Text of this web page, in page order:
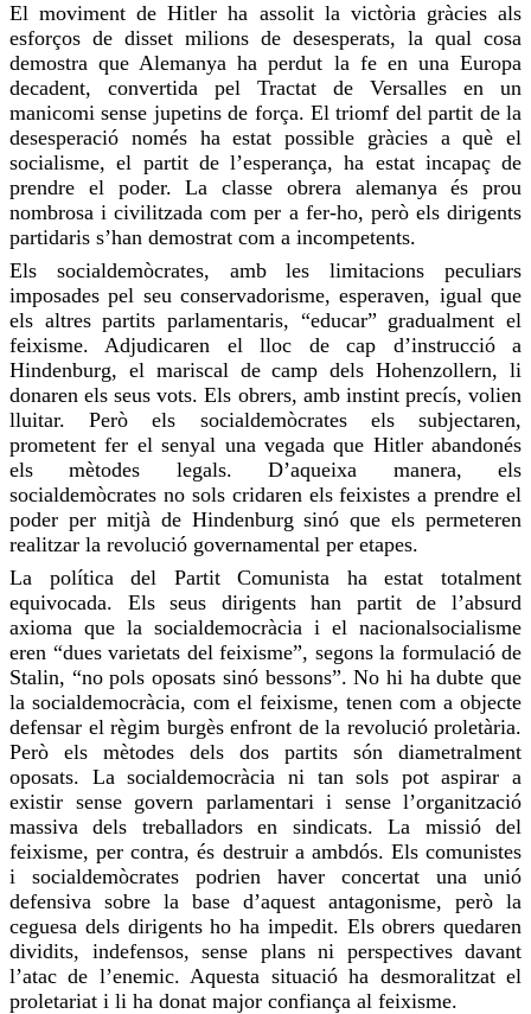
El moviment de Hitler ha assolit la victòria gràcies als
esforços de disset milions de desesperats, la qual cosa
demostra que Alemanya ha perdut la fe en una Europa
decadent, convertida pel Tractat de Versalles en un
manicomi sense jupetins de força. El triomf del partit de la
desesperació només ha estat possible gràcies a què el
socialisme, el partit de l’esperança,ha estatincapaç de
prendre el poder. La classe obrera alemanya és prou
nombrosa i civilitzada com per a fer-ho, però els dirigents
partidaris s’han demostrat com a incompetents.
Els socialdemòcrates, amb les limitacions peculiars
imposades pel seu conservadorisme, esperaven, igual que
els altres partits parlamentaris, “educar” gradualment el
feixisme. Adjudicaren ellloc de cap d’instrucció a
Hindenburg, el mariscal de camp dels Hohenzollern, li
donaren els seus vots. Els obrers, amb instint precís, volien
lluitar. Però els socialdemòcrates els subjectaren,
prometent fer el senyal una vegada que Hitler abandonés
els mètodes legals. D’aqueixa manera, els
socialdemòcrates no solscridaren els feixistes a prendre el
poder per mitjà de Hindenburg sinó que els permeteren
realitzar la revolució governamental per etapes.
La política del Partit Comunista ha estat totalment
equivocada. Els seus dirigents han partit de l’absurd
axioma que la socialdemocràcia i el nacionalsocialisme
eren “dues varietats del feixisme”, segons la formulació de
Stalin, “nopols oposats sinó bessons”. No hi ha dubte que
la socialdemocràcia, com el feixisme, tenen com a objecte
defensar el règim burgès enfront de la revolució proletària.
Però els mètodes dels dos partits són diametralment
oposats. La socialdemocràcia ni tan sols pot aspirar a
existir sense govern parlamentari i sense l’organització
massiva dels treballadors en sindicats. La missió del
feixisme, per contra, és destruir a ambdós. Els comunistes
i socialdemòcrates podrien haver concertat una unió
defensiva sobre la base d’aquest antagonisme, però la
ceguesa dels dirigentsho ha impedit. Els obrers quedaren
dividits, indefensos, sense plans ni perspectives davant
l’atac de l’enemic. Aquesta situació ha desmoralitzat el
proletariat i li ha donat major confiança al feixisme.